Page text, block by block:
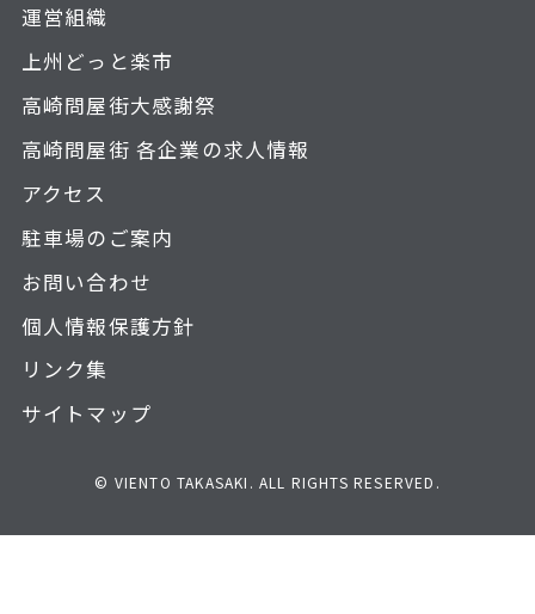
運営組織
上州どっと楽市
高崎問屋街大感謝祭
高崎問屋街 各企業の求人情報
アクセス
駐車場のご案内
お問い合わせ
個人情報保護方針
リンク集
サイトマップ
© VIENTO TAKASAKI. ALL RIGHTS RESERVED.